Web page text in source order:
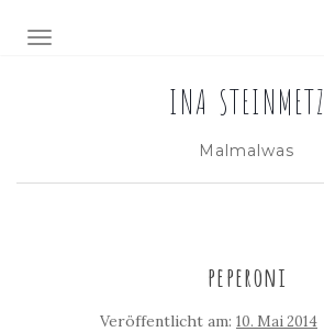
NAVIGATION EIN-/AUSSCHALTEN
INA STEINMETZ
Malmalwas
peperoni
Veröffentlicht am: 10. Mai 2014